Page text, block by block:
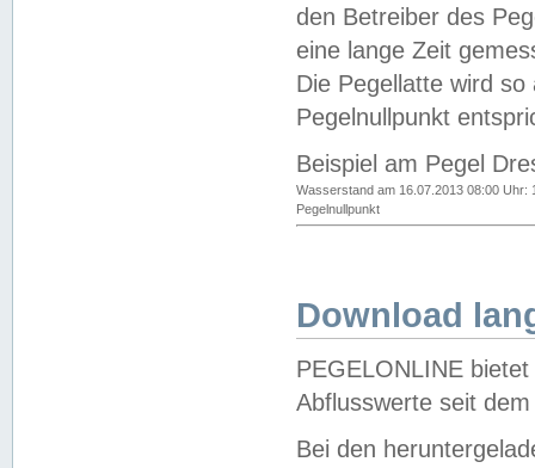
den Betreiber des
eine lange Zeit
Die Pegellatte wird
Pegelnullpunkt
Beispiel am Pegel
Wasserstand am 16.07.2013 08:00 Uhr:
Pegelnullpunkt
Download
PEGELONLINE
Abflusswerte seit
Bei den